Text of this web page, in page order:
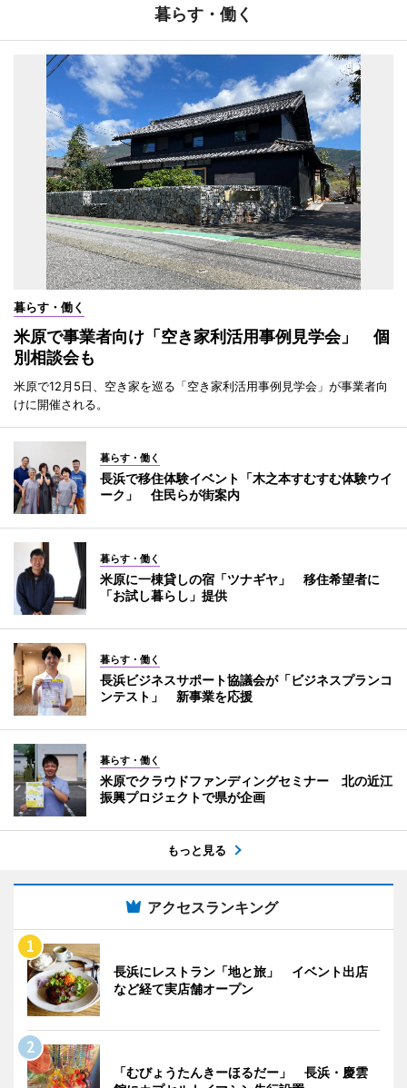
暮らす・働く
暮らす・働く
米原で事業者向け「空き家利活用事例見学会」 個
別相談会も
米原で12月5日、空き家を巡る「空き家利活用事例見学会」が事業者向
けに開催される。
暮らす・働く
長浜で移住体験イベント「木之本すむすむ体験ウイ
ーク」 住民らが街案内
暮らす・働く
米原に一棟貸しの宿「ツナギヤ」 移住希望者に
「お試し暮らし」提供
暮らす・働く
長浜ビジネスサポート協議会が「ビジネスプランコ
ンテスト」 新事業を応援
暮らす・働く
米原でクラウドファンディングセミナー 北の近江
振興プロジェクトで県が企画
もっと見る
アクセスランキング
長浜にレストラン「地と旅」 イベント出店
など経て実店舗オープン
「むびょうたんきーほるだー」 長浜・慶雲